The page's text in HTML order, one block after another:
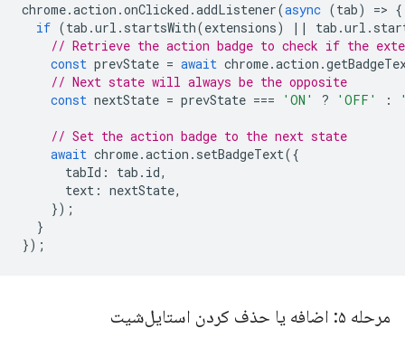
chrome.action .onClicked .addListener(async (tab) => {
if (tab .url . startsWith(extensions) || tab .url .
// Retrieve the action badge to check if the
const prevState = await chrome.action .
// Next state will always be the opposite
const nextState = prevState === 'ON' ? 'OFF' :
// Set the action badge to the next state
await chrome.action . setBadgeText({
tabId : tab . id,
text : nextState,
});
}
});
مرحله ۵: اضافه یا حذف کردن استایل‌شیت